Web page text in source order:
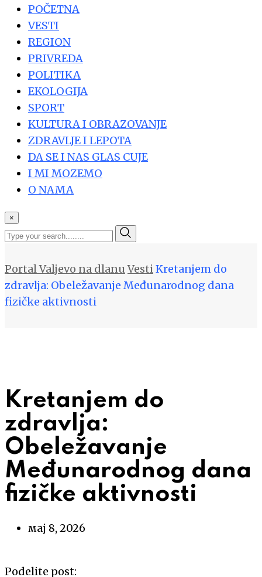
POČETNA
VESTI
REGION
PRIVREDA
POLITIKA
EKOLOGIJA
SPORT
KULTURA I OBRAZOVANJE
ZDRAVLJE I LEPOTA
DA SE I NAS GLAS CUJE
I MI MOZEMO
O NAMA
×
Portal Valjevo na dlanu VestiKretanjem do
zdravlja: Obeležavanje Međunarodnog dana
fizičke aktivnosti
Kretanjem do
zdravlja:
Obeležavanje
Međunarodnog dana
fizičke aktivnosti
мај 8, 2026
Podelite post: